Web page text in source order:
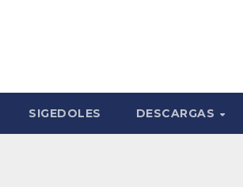
SIGEDOLES DESCARGAS